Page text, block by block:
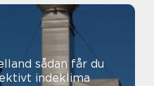
får du
indeklima